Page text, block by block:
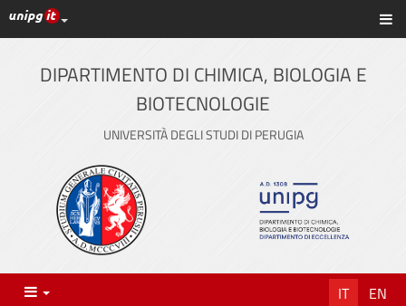
Vai
al
contenuto
principale
Link ai principali servizi web di Ateneo
DIPARTIMENTO DI CHIMICA, BIOLOGIA E
BIOTECNOLOGIE
UNIVERSITÀ DEGLI STUDI DI PERUGIA
Menu IT EN